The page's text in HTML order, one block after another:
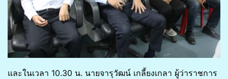
และในเวลา 10.30 น. นายจารุวัฒน์ เกลี้ยงเกลา ผู้ว่าราชการ